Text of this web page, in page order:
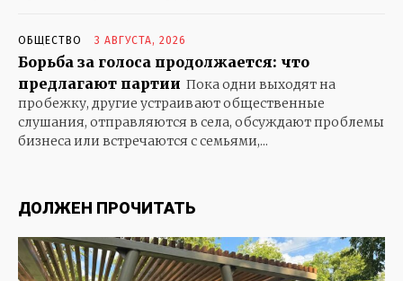
ГРАНИТ НАУКИ…
ДЕРЕВЕНЬКА МОЯ
ДЕТИ
ЗАГЛЯНИТЕ В СТАРЫЙ АЛЬБОМ
ЗОЛОТАЯ ШКАТУЛКА
ОСОБОЕ МНЕНИЕ
ОТКРЫВАЕМ МИР
СКАЗКИ НА НОЧЬ. И НЕ ТОЛЬКО
ОБЩЕСТВО 3 АВГУСТА, 2026
Борьба за голоса продолжается: что
предлагают партии Пока одни выходят на
пробежку, другие устраивают общественные
слушания, отправляются в села, обсуждают проблемы
бизнеса или встречаются с семьями,...
ДОЛЖЕН ПРОЧИТАТЬ